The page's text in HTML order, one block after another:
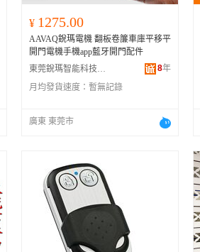
¥ 1275.00
AAVAQ銳瑪電機 翻板卷簾車庫平移平
開門電機手機app藍牙開門配件
東莞銳瑪智能科技有限公司
8年
月均發貨速度： 暫無記錄
廣東 東莞市